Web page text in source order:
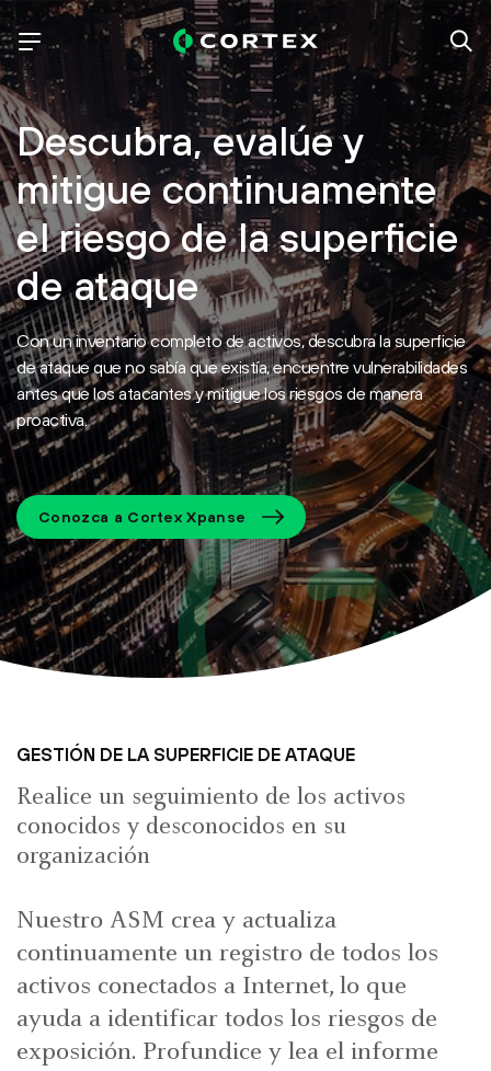
Descubra, evalúe y
mitigue continuamente
el riesgo de la superficie
de ataque
Con un inventario completo de activos, descubra la superficie
de ataque que no sabía que existía, encuentre vulnerabilidades
antes que los atacantes y mitigue los riesgos de manera
proactiva.
Conozca a Cortex Xpanse
GESTIÓN DE LA SUPERFICIE DE ATAQUE
Realice un seguimiento de los activos
conocidos y desconocidos en su
organización
Nuestro ASM crea y actualiza
continuamente un registro de todos los
activos conectados a Internet, lo que
ayuda a identificar todos los riesgos de
exposición. Profundice y lea el informe